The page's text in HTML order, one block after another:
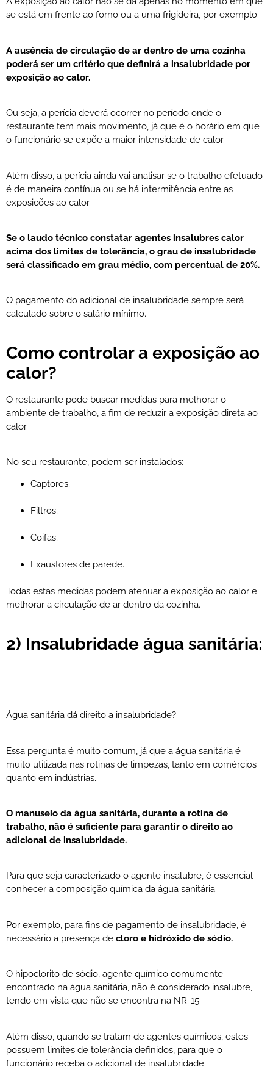
se está em frente ao forno ou a uma frigideira, por exemplo.
A ausência de circulação de ar dentro de uma cozinha
poderá ser um critério que definirá a insalubridade por
exposição ao calor.
Ou seja, a perícia deverá ocorrer no período onde o
restaurante tem mais movimento, já que é o horário em que
o funcionário se expõe a maior intensidade de calor.
Além disso, a perícia ainda vai analisar se o trabalho efetuado
é de maneira contínua ou se há intermitência entre as
exposições ao calor.
Se o laudo técnico constatar agentes insalubres calor
acima dos limites de tolerância, o grau de insalubridade
será classificado em grau médio, com percentual de 20%.
O pagamento do adicional de insalubridade sempre será
calculado sobre o salário mínimo.
Como controlar a exposição ao
calor?
O restaurante pode buscar medidas para melhorar o
ambiente de trabalho, a fim de reduzir a exposição direta ao
calor.
No seu restaurante, podem ser instalados:
Captores;
Filtros;
Coifas;
Exaustores de parede.
Todas estas medidas podem atenuar a exposição ao calor e
melhorar a circulação de ar dentro da cozinha.
2) Insalubridade água sanitária:
Água sanitária dá direito a insalubridade?
Essa pergunta é muito comum, já que a água sanitária é
muito utilizada nas rotinas de limpezas, tanto em comércios
quanto em indústrias.
O manuseio da água sanitária, durante a rotina de
trabalho, não é suficiente para garantir o direito ao
adicional de insalubridade.
Para que seja caracterizado o agente insalubre, é essencial
conhecer a composição química da água sanitária.
Por exemplo, para fins de pagamento de insalubridade, é
necessário a presença de cloro e hidróxido de sódio.
O hipoclorito de sódio, agente químico comumente
encontrado na água sanitária, não é considerado insalubre,
tendo em vista que não se encontra na NR-15.
Além disso, quando se tratam de agentes químicos, estes
possuem limites de tolerância definidos, para que o
funcionário receba o adicional de insalubridade.